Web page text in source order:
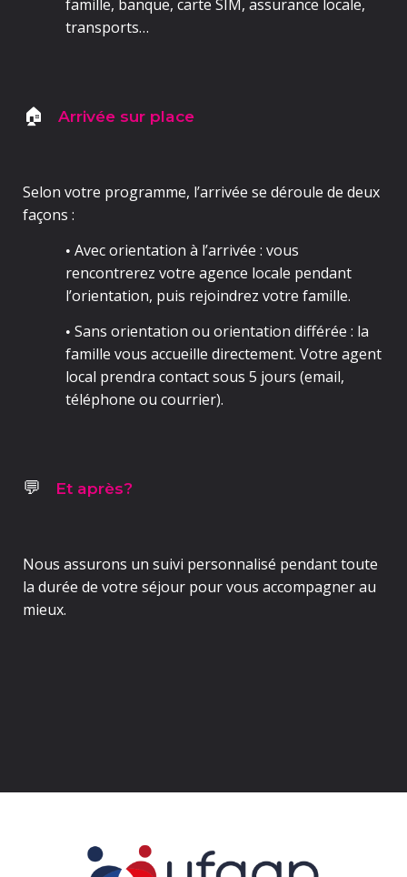
famille, banque, carte SIM, assurance locale,
transports…
🏠 Arrivée sur place
Selon votre programme, l’arrivée se déroule de deux
façons :
•Avec orientation à l’arrivée : vous
rencontrerez votre agence locale pendant
l’orientation, puis rejoindrez votre famille.
•Sans orientation ou orientation différée : la
famille vous accueille directement. Votre agent
local prendra contact sous5 jours (email,
téléphone ou courrier).
💬 Et après?
Nous assurons un suivi personnalisé pendant toute
la durée de votre séjour pour vous accompagner au
mieux.